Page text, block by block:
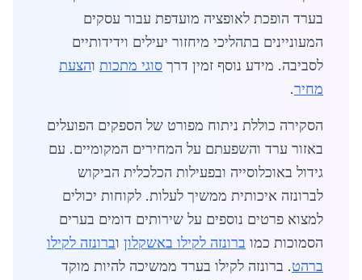
בערד הופכת לאופציה מועדפת עבור עסקים
המעוניינים בתהליכי מיחזור יעילים וידידותיים
לסביבה. מידע נוסף זמין דרך סוגי מתכות והצעת
מחיר.
הסקירה כוללת ניתוח מפורט של הספקים הפועלים
באזור ערד והשפעתם על המחירים המקומיים. עם
גידול באוכלוסייה ובפעילות הכלכלית הביקוש
לברונזה איכותית ממשיך לעלות. לקוחות יכולים
למצוא פרטים נוספים על שירותים דומים בערים
הסמוכות כמו ברונזה לקילו באשקלון וברונזה לקילו
ברהט. ברונזה לקילו בערד ממשיכה להיות מוקד